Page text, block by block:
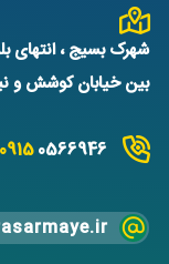
شهرک بسیج ، انتهای
بین خیابان کوشش و
09150566946